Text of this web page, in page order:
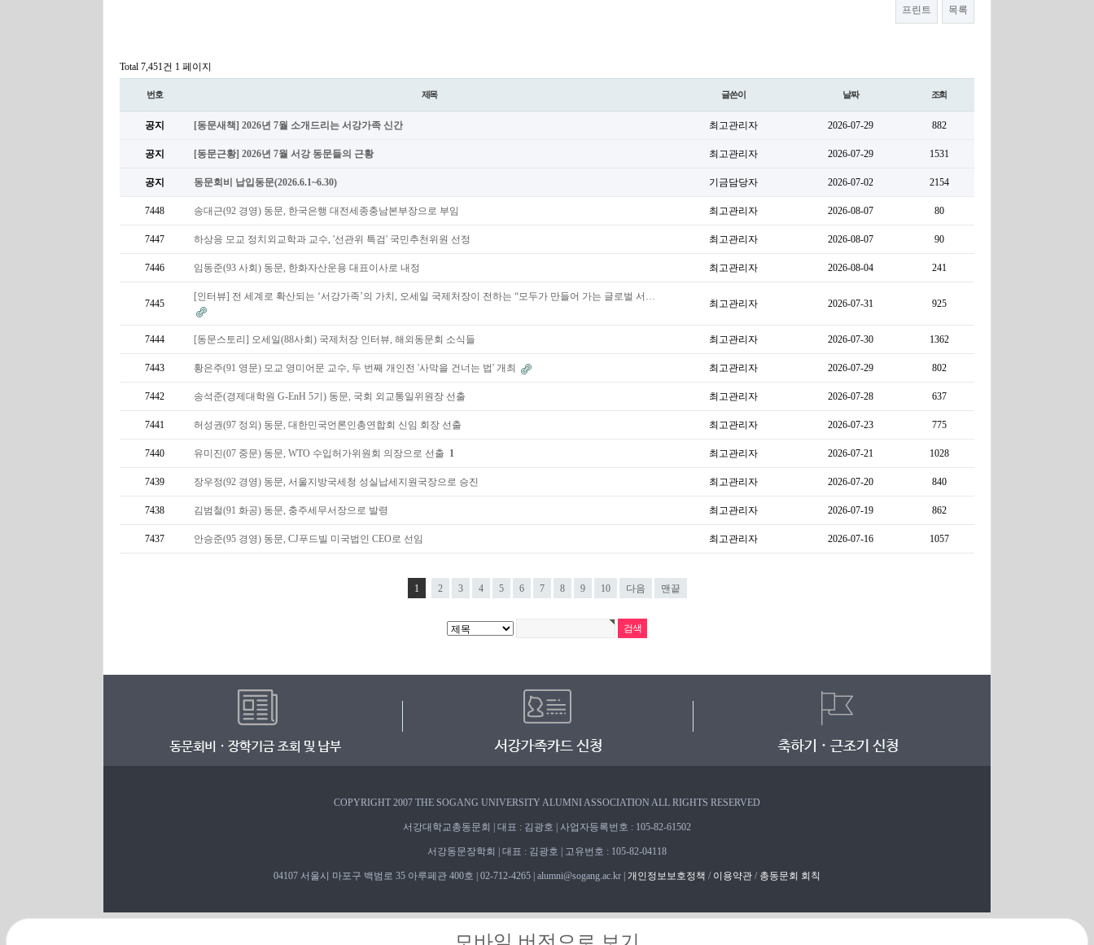
프린트 목록
Total 7,451건 1 페이지
번호 제목 글쓴이 날짜 조회
공지 [동문새책] 2026년 7월 소개드리는 서강가족 신간 최고관리자 2026-07-29 882
공지 [동문근황] 2026년 7월 서강 동문들의 근황 최고관리자 2026-07-29 1531
공지 동문회비 납입동문(2026.6.1~6.30) 기금담당자 2026-07-02 2154
7448 송대근(92 경영) 동문, 한국은행 대전세종충남본부장으로 부임 최고관리자 2026-08-07 80
7447 하상응 모교 정치외교학과 교수, '선관위 특검' 국민추천위원 선정 최고관리자 2026-08-07 90
7446 임동준(93 사회) 동문, 한화자산운용 대표이사로 내정 최고관리자 2026-08-04 241
7445
[인터뷰] 전 세계로 확산되는 ‘서강가족’의 가치, 오세일 국제처장이 전하는 “모두가 만들어 가는 글로벌 서…
최고관리자 2026-07-31 925
7444 [동문스토리] 오세일(88사회) 국제처장 인터뷰, 해외동문회 소식들 최고관리자 2026-07-30 1362
7443 황은주(91 영문) 모교 영미어문 교수, 두 번째 개인전 '사막을 건너는 법' 개최 최고관리자 2026-07-29 802
7442 송석준(경제대학원 G-EnH 5기) 동문, 국회 외교통일위원장 선출 최고관리자 2026-07-28 637
7441 허성권(97 정외) 동문, 대한민국언론인총연합회 신임 회장 선출 최고관리자 2026-07-23 775
7440 유미진(07 중문) 동문, WTO 수입허가위원회 의장으로 선출 1 최고관리자 2026-07-21 1028
7439 장우정(92 경영) 동문, 서울지방국세청 성실납세지원국장으로 승진 최고관리자 2026-07-20 840
7438 김범철(91 화공) 동문, 충주세무서장으로 발령 최고관리자 2026-07-19 862
7437 안승준(95 경영) 동문, CJ푸드빌 미국법인 CEO로 선임 최고관리자 2026-07-16 1057
1 2 3 4 5 6 7 8 9 10 다음 맨끝
COPYRIGHT 2007 THE SOGANG UNIVERSITY ALUMNI ASSOCIATION ALL RIGHTS RESERVED
서강대학교총동문회 | 대표 : 김광호 | 사업자등록번호 : 105-82-61502
서강동문장학회 | 대표 : 김광호 | 고유번호 : 105-82-04118
04107 서울시 마포구 백범로 35 아루페관 400호 | 02-712-4265 | alumni@sogang.ac.kr | 개인정보보호정책 / 이용약관 / 총동문회 회칙